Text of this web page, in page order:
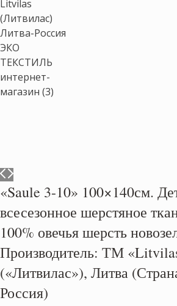
«Saule 3-10» 100×140см.
всесезонное шерстяное
100% овечья шерсть
Производитель: ТМ
(«Литвилас»), Литва
Россия)